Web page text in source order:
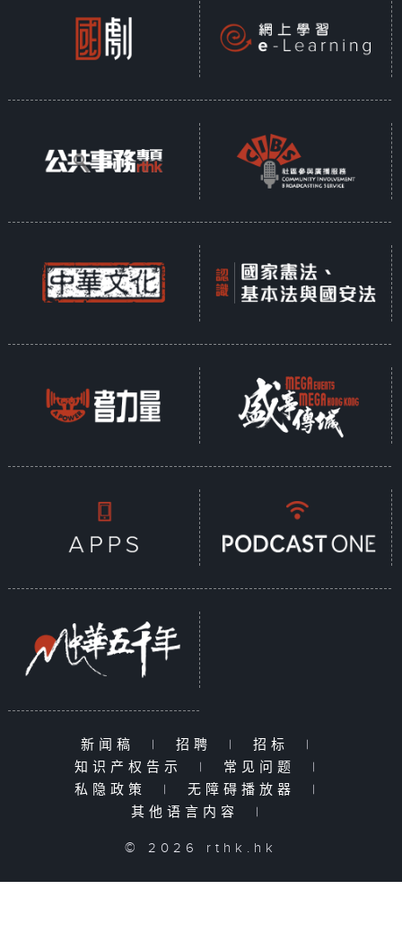
新闻稿 | 招聘 | 招标
|
知识产权告示
| 常见问题
|
私隐政策
| 无障碍播放器
|
其他语言内容
|
© 2026 rthk.hk